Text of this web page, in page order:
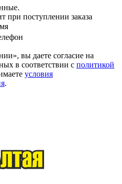
при поступлении заказа
вы даете согласие на
в соответствии с политикой
условия
.